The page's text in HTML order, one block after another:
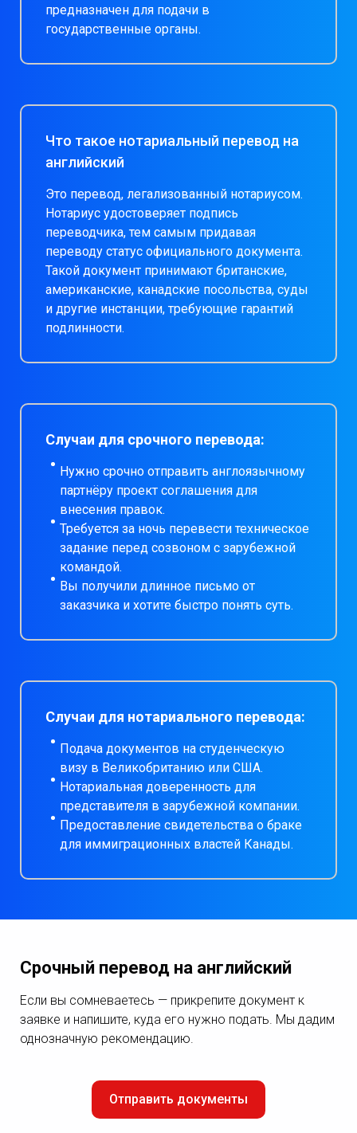
предназначен для подачи в
государственные органы.
Что такое нотариальный перевод на
английский
Это перевод, легализованный нотариусом.
Нотариус удостоверяет подпись
переводчика, тем самым придавая
переводу статус официального документа.
Такой документ принимают британские,
американские, канадские посольства, суды
и другие инстанции, требующие гарантий
подлинности.
Случаи для срочного перевода:
Нужно срочно отправить англоязычному
партнёру проект соглашения для
внесения правок.
Требуется за ночь перевести техническое
задание перед созвоном с зарубежной
командой.
Вы получили длинное письмо от
заказчика и хотите быстро понять суть.
Случаи для нотариального перевода:
Подача документов на студенческую
визу в Великобританию или США.
Нотариальная доверенность для
представителя в зарубежной компании.
Предоставление свидетельства о браке
для иммиграционных властей Канады.
Срочный перевод на английский
Если вы сомневаетесь — прикрепите документ к
заявке и напишите, куда его нужно подать. Мы дадим
однозначную рекомендацию.
Отправить документы